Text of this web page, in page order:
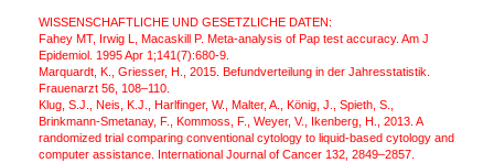
WISSENSCHAFTLICHE UND GESETZLICHE DATEN:
Fahey MT, Irwig L, Macaskill P. Meta-analysis of Pap test accuracy. Am J
Epidemiol. 1995 Apr 1;141(7):680-9.
Marquardt, K., Griesser, H., 2015. Befundverteilung in der Jahresstatistik.
Frauenarzt 56, 108–110.
Klug, S.J., Neis, K.J., Harlfinger, W., Malter, A., König, J., Spieth, S.,
Brinkmann-Smetanay, F., Kommoss, F., Weyer, V., Ikenberg, H., 2013. A
randomized trial comparing conventional cytology to liquid-based cytology and
computer assistance. International Journal of Cancer 132, 2849–2857.